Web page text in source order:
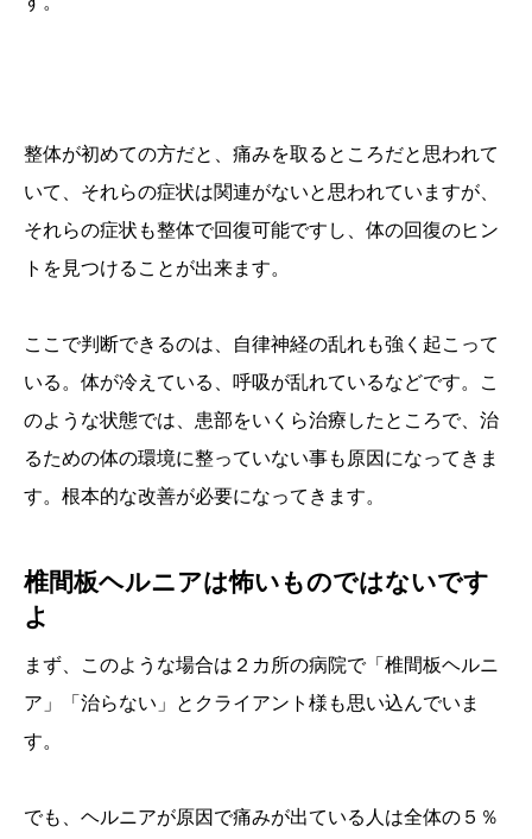
整体が初めての方だと、痛みを取るところだと思われて
いて、それらの症状は関連がないと思われていますが、
それらの症状も整体で回復可能ですし、体の回復のヒン
トを見つけることが出来ます。
ここで判断できるのは、自律神経の乱れも強く起こって
いる。体が冷えている、呼吸が乱れているなどです。こ
のような状態では、患部をいくら治療したところで、治
るための体の環境に整っていない事も原因になってきま
す。根本的な改善が必要になってきます。
椎間板ヘルニアは怖いものではないです
よ
まず、このような場合は２カ所の病院で「椎間板ヘルニ
ア」「治らない」とクライアント様も思い込んでいま
す。
でも、ヘルニアが原因で痛みが出ている人は全体の５％